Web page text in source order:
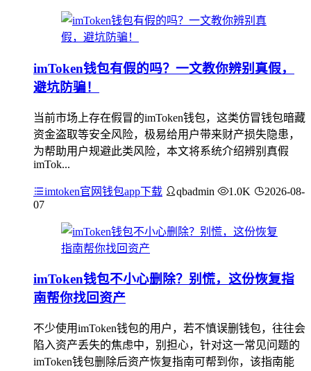
imToken钱包有假的吗？一文教你辨别真假，
避坑防骗！
当前市场上存在假冒的imToken钱包，这类仿冒钱包暗藏
资金盗取等安全风险，极易给用户带来财产损失隐患，
为帮助用户规避此类风险，本文将系统介绍辨别真假
imTok...
imtoken官网钱包app下载 qbadmin 1.0K
2026-08-
07
imToken钱包不小心删除？别慌，这份恢复指
南帮你找回资产
不少使用imToken钱包的用户，若不慎误删钱包，往往会
陷入资产丢失的焦虑中，别担心，针对这一常见问题的
imToken钱包删除后资产恢复指南可帮到你，该指南能